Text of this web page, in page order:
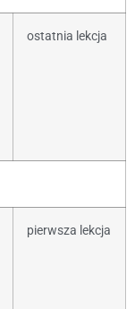
ostatnia lekcja
pierwsza lekcja